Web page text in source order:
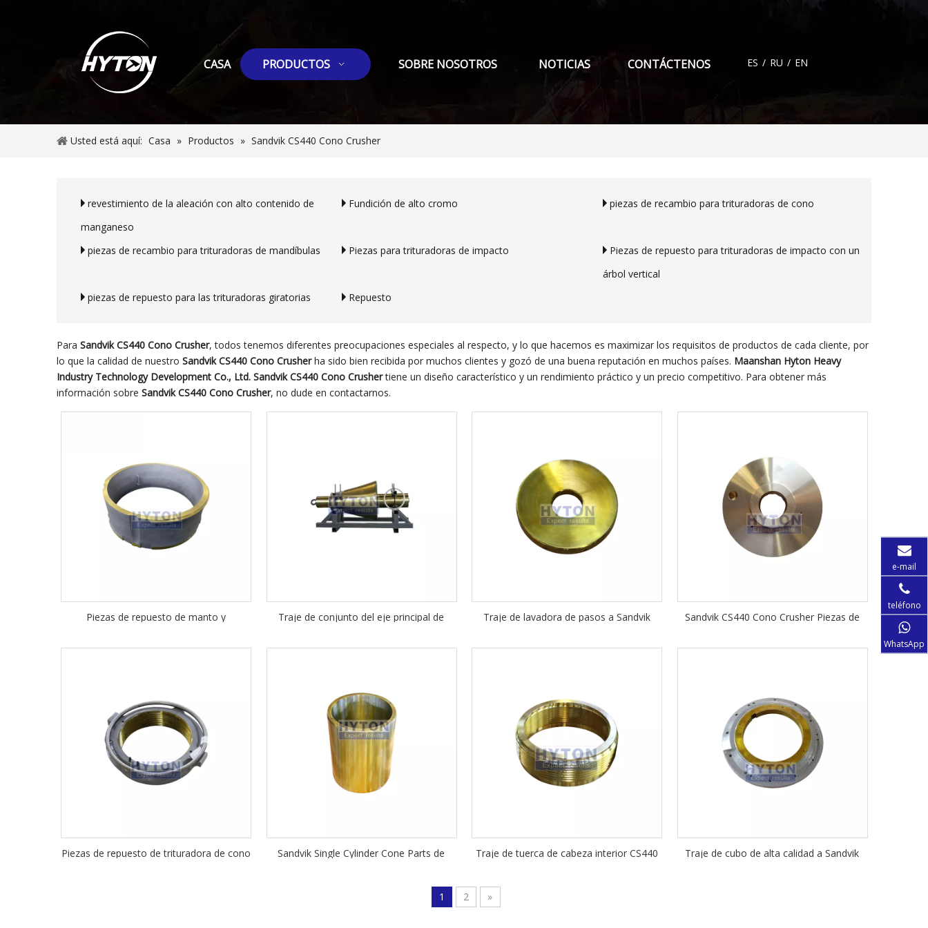
CASA PRODUCTOS SOBRE NOSOTROS NOTICIAS CONTÁCTENOS ES / RU / EN
Usted está aquí: Casa » Productos » Sandvik CS440 Cono Crusher
revestimiento de la aleación con alto contenido de
manganeso
Fundición de alto cromo piezas de recambio para trituradoras de cono
piezas de recambio para trituradoras de mandíbulas Piezas para trituradoras de impacto
Piezas de repuesto para trituradoras de impacto con un
árbol vertical
piezas de repuesto para las trituradoras giratorias
Repuesto
Para Sandvik CS440 Cono Crusher, todos tenemos diferentes preocupaciones especiales al respecto, y lo que hacemos es maximizar los requisitos de productos de cada cliente, por
lo que la calidad de nuestro Sandvik CS440 Cono Crusherha sido bien recibida por muchos clientes y gozó de una buena reputación en muchos países. Maanshan Hyton Heavy
Industry Technology Development Co., Ltd. Sandvik CS440 Cono Crushertiene un diseño característico y un rendimiento práctico y un precio competitivo. Para obtener más
información sobre Sandvik CS440 Cono Crusher, no dude en contactarnos.
Piezas de repuesto de manto y
trituradora de cono Sandvik CS440
Traje de conjunto del eje principal de
Cono Cono
Traje de lavadora de pasos a Sandvik
cono
Sandvik CS440 Cono Crusher Piezas de
Piston para venta caliente
Piezas de repuesto de trituradora de cono
Sandvik Single Cylinder Cone Parts de
Traje de tuerca de cabeza interior CS440
Transportador Partes de repuesto
Traje de cubo de alta calidad a Sandvik
1 2 »
e-mail
teléfono
WhatsApp